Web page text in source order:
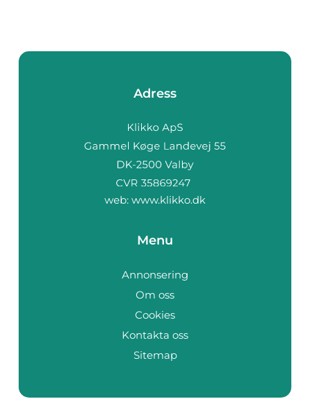
Adress
web: www.klikko.dk
Menu
Annonsering
Om oss
Cookies
Kontakta oss
Sitemap